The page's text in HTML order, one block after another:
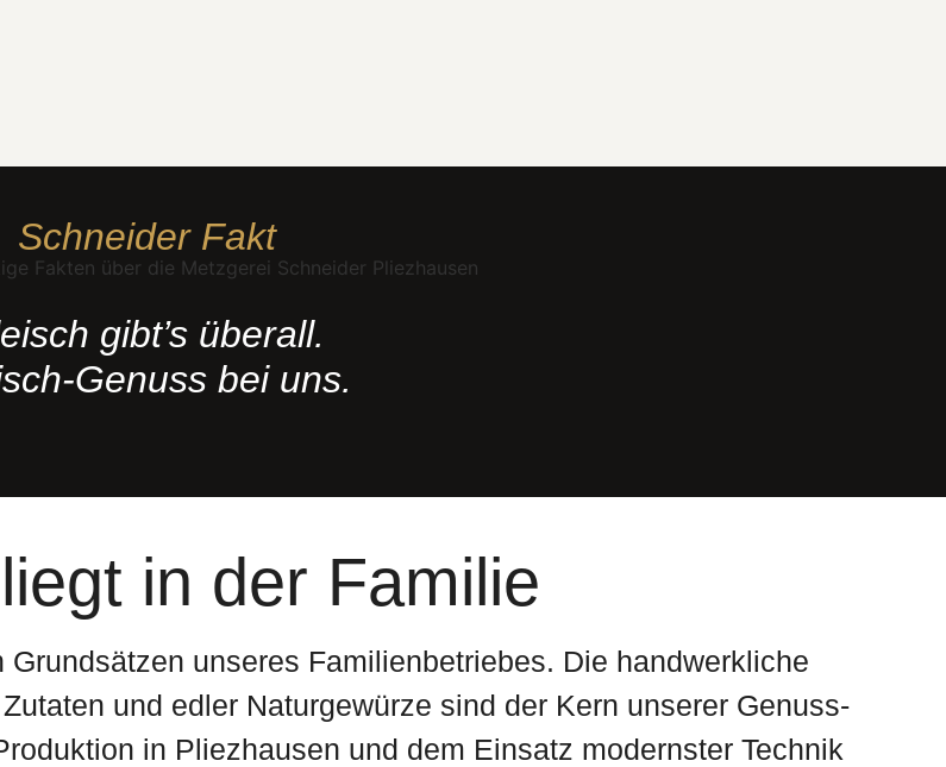
Schneider Fakt
gibt’s überall.
Genuss bei uns.
in der Familie
unseres Familienbetriebes. Die handwerkliche
und edler Naturgewürze sind der Kern unserer Genuss-
in Pliezhausen und dem Einsatz modernster Technik